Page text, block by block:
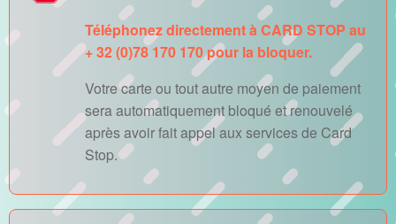
Téléphonez directement à CARD STOP au
+ 32 (0)78 170 170 pour la bloquer.
Votre carte ou tout autre moyen de paiement
sera automatiquement bloqué et renouvelé
après avoir fait appel aux services de Card
Stop.